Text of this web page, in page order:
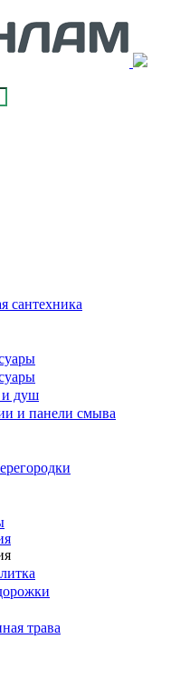
сантехника
и душ
и панели смыва
трава